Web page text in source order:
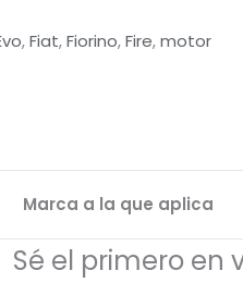
,Fiat,Fiorino,Fire,motor
Marca a la que aplica
Sé el primero en